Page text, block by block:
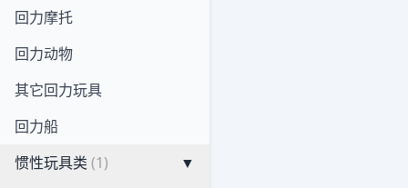
回力摩托
回力动物
其它回力玩具
回力船
惯性玩具类 (1)
▼